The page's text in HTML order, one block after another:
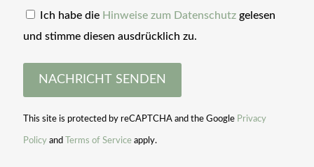
Ich habe die Hinweise zum Datenschutz gelesen
und stimme diesen ausdrücklich zu.
This site is protected by reCAPTCHA and the Google Privacy
Policy and Terms of Service apply.